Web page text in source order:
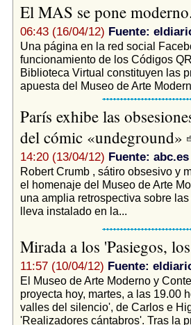
El MAS se pone
06:43 (16/04/12) Fuente:
Una página en la red social
funcionamiento de los Códigos
Biblioteca Virtual constituyen las
apuesta del Museo de Arte
París exhibe las
del cómic «undeground»
14:20 (13/04/12) Fuente: abc.es
Robert Crumb , sátiro obsesivo y
el homenaje del Museo de Arte
una amplia retrospectiva sobre
lleva instalado en la...
Mirada a los 'Pasiegos,
11:57 (10/04/12) Fuente:
El Museo de Arte Moderno y
proyecta hoy, martes, a las 19.00
valles del silencio', de Carlos e
'Realizadores cántabros'. Tras la